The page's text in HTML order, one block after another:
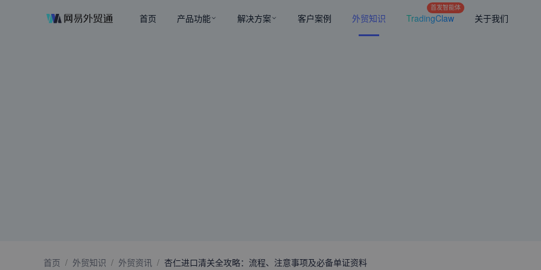
首页 产品功能 解决方案 客户案例 外贸知识 TradingClaw
首发智能体
关于我们
首页 / 外贸知识 / 外贸资讯 / 杏仁进口清关全攻略：流程、注意事项及必备单证资料